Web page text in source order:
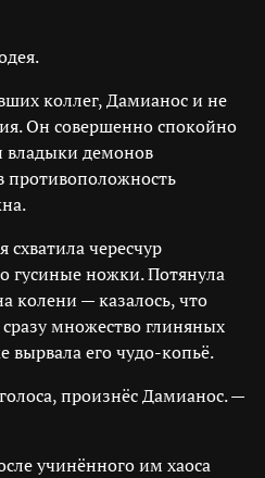
коллег, Дамианос и не
Он совершенно спокойно
владыки демонов
противоположность
схватила чересчур
гусиные ножки. Потянула
колени — казалось, что
множество глиняных
вырвала его чудо-копьё.
произнёс Дамианос. —
учинённого им хаоса